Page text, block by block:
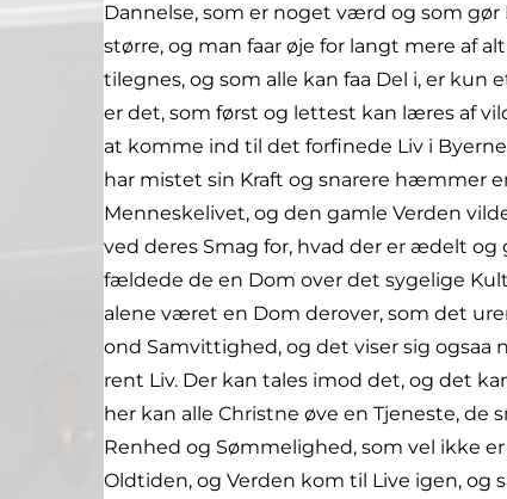
Dannelse, som er noget værd og som
større, og man faar øje for langt mere af
tilegnes, og som alle kan faa Del i, er
er det, som først og lettest kan læres af
at komme ind til det forfinede Liv i
har mistet sin Kraft og snarere hæmmer
Menneskelivet, og den gamle Verden
ved deres Smag for, hvad der er ædelt
fældede de en Dom over det sygelige
alene været en Dom derover, som det
ond Samvittighed, og det viser sig ogsaa
rent Liv. Der kan tales imod det, og det
her kan alle Christne øve en Tjeneste, de
Renhed og Sømmelighed, som vel ikke
Oldtiden, og Verden kom til Live igen, og